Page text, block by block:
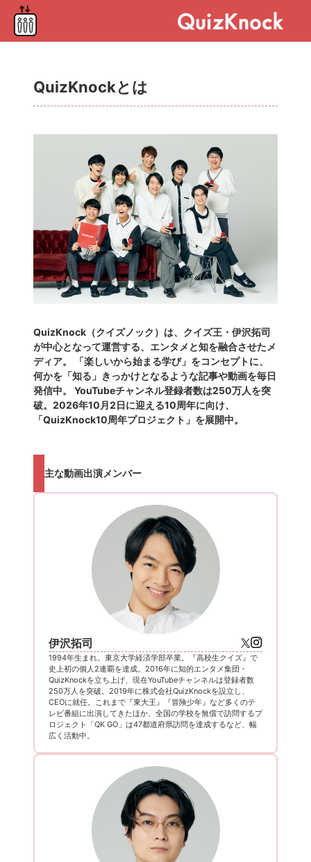
QuizKnockとは
QuizKnock（クイズノック）は、クイズ王・伊沢拓司
が中心となって運営する、エンタメと知を融合させたメ
ディア。 「楽しいから始まる学び」をコンセプトに、
何かを「知る」きっかけとなるような記事や動画を毎日
発信中。 YouTubeチャンネル登録者数は250万人を突
破。2026年10月2日に迎える10周年に向け、
「QuizKnock10周年プロジェクト」を展開中。
主な動画出演メンバー
伊沢拓司
1994年生まれ。東京大学経済学部卒業。『高校生クイズ』で
史上初の個人2連覇を達成。2016年に知的エンタメ集団・
QuizKnockを立ち上げ、現在YouTubeチャンネルは登録者数
250万人を突破。2019年に株式会社QuizKnockを設立し、
CEOに就任。これまで『東大王』『冒険少年』など多くのテ
レビ番組に出演してきたほか、全国の学校を無償で訪問するプ
ロジェクト「QK GO」は47都道府県訪問を達成するなど、幅
広く活動中。